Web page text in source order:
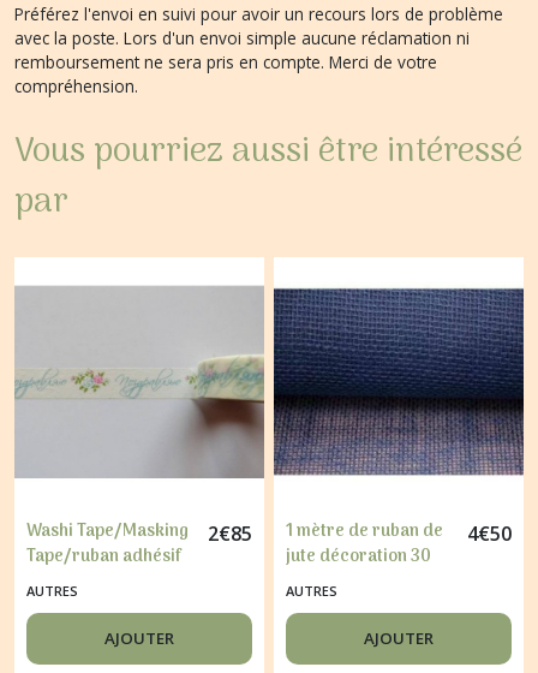
Préférez l'envoi en suivi pour avoir un recours lors de problème
avec la poste. Lors d'un envoi simple aucune réclamation ni
remboursement ne sera pris en compte. Merci de votre
compréhension.
Vous pourriez aussi être intéressé
par
Washi Tape/Masking
Tape/ruban adhésif
scrapbooking FLEURI.
2€85
AUTRES
AJOUTER
1 mètre de ruban de
jute décoration 30
cm BLEU
4€50
AUTRES
AJOUTER